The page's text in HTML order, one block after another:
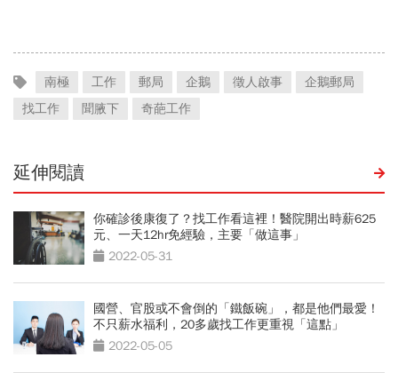
南極 工作 郵局 企鵝 徵人啟事
企鵝郵局
找工作
聞腋下 奇葩工作
延伸閱讀
你確診後康復了？找工作看這裡！醫院開出時薪625
元、一天12hr免經驗，主要「做這事」
2022-05-31
國營、官股或不會倒的「鐵飯碗」，都是他們最愛！
不只薪水福利，20多歲找工作更重視「這點」
2022-05-05